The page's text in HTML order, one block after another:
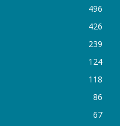
496
426
239
124
118
86
67